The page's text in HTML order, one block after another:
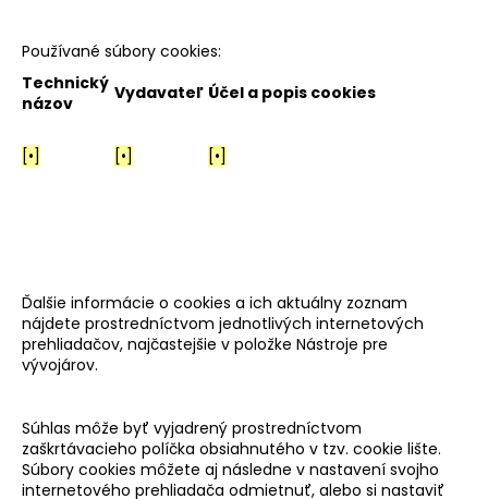
Používané súbory cookies:
Technický
názov
Vydavateľ Účel a popis cookies
[•] [•] [•]
Ďalšie informácie o cookies a ich aktuálny zoznam
nájdete prostredníctvom jednotlivých internetových
prehliadačov, najčastejšie v položke Nástroje pre
vývojárov.
Súhlas môže byť vyjadrený prostredníctvom
zaškrtávacieho políčka obsiahnutého v tzv. cookie lište.
Súbory cookies môžete aj následne v nastavení svojho
internetového prehliadača odmietnuť, alebo si nastaviť